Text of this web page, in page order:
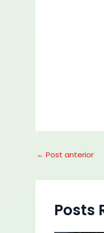
← Post anterior
Posts